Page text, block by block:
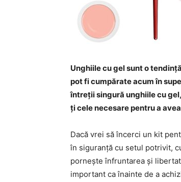
Unghiile cu gel sunt o
pot fi cumpărate acum în
întreții singură unghiile cu
ți cele necesare pentru a
Dacă vrei să încerci un kit
în siguranță cu setul potrivit,
pornește înfruntarea și
important ca înainte de a